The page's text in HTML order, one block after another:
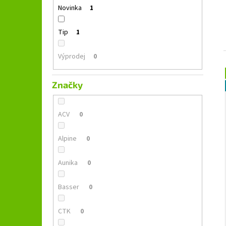
Novinka 1
Tip 1
Výprodej 0
Značky
ACV 0
Alpine 0
Aunika 0
Basser 0
CTK 0
í
1 690 Kč
Původně: